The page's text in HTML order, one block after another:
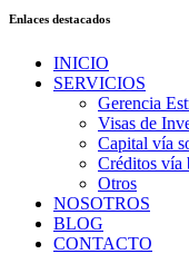
Enlaces destacados
INICIO
SERVICIOS
Gerencia
Visas de
Capital vía
Créditos vía
Otros
NOSOTROS
BLOG
CONTACTO